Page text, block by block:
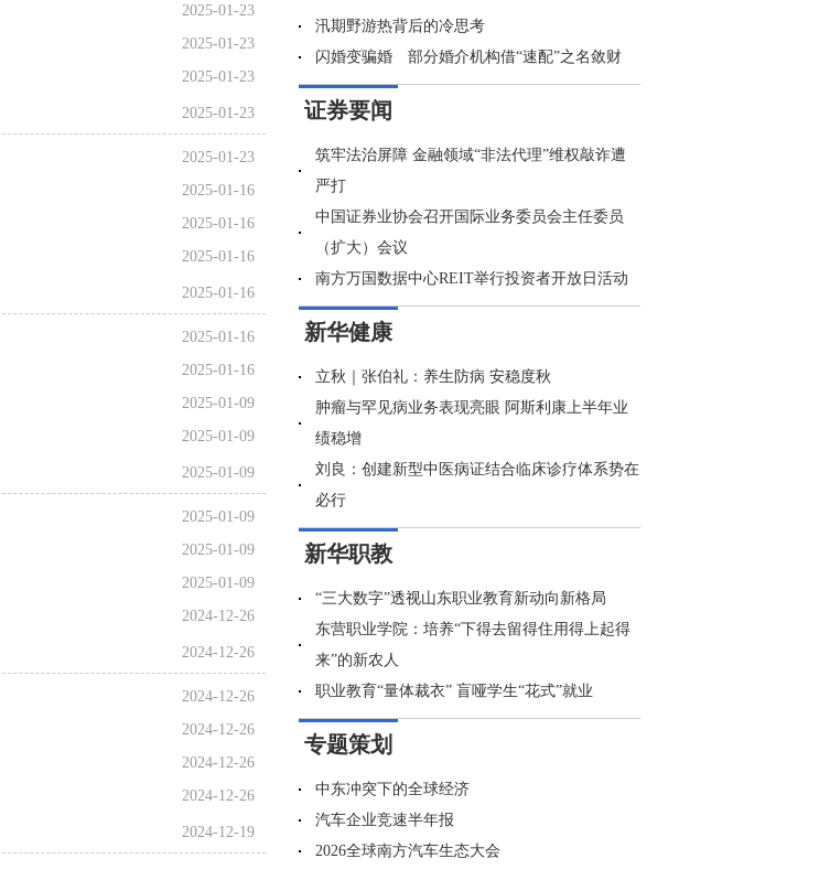
2025-01-23
2025-01-23
2025-01-23
2025-01-23
2025-01-23
2025-01-16
2025-01-16
2025-01-16
2025-01-16
2025-01-16
2025-01-16
2025-01-09
2025-01-09
2025-01-09
2025-01-09
2025-01-09
2025-01-09
2024-12-26
2024-12-26
2024-12-26
2024-12-26
2024-12-26
2024-12-26
2024-12-19
汛期野游热背后的冷思考
闪婚变骗婚 部分婚介机构借“速配”之名敛财
证券要闻
筑牢法治屏障 金融领域“非法代理”维权敲诈遭
严打
中国证券业协会召开国际业务委员会主任委员
（扩大）会议
南方万国数据中心REIT举行投资者开放日活动
新华健康
立秋｜张伯礼：养生防病 安稳度秋
肿瘤与罕见病业务表现亮眼 阿斯利康上半年业
绩稳增
刘良：创建新型中医病证结合临床诊疗体系势在
必行
新华职教
“三大数字”透视山东职业教育新动向新格局
东营职业学院：培养“下得去留得住用得上起得
来”的新农人
职业教育“量体裁衣” 盲哑学生“花式”就业
专题策划
中东冲突下的全球经济
汽车企业竞速半年报
2026全球南方汽车生态大会